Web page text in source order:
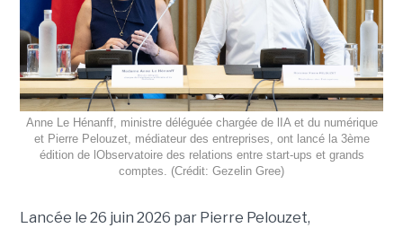
Anne Le Hénanff, ministre déléguée chargée de lIA et du numérique
et Pierre Pelouzet, médiateur des entreprises, ont lancé la 3ème
édition de lObservatoire des relations entre start-ups et grands
comptes. (Crédit: Gezelin Gree)
Lancée le 26 juin 2026 par Pierre Pelouzet,